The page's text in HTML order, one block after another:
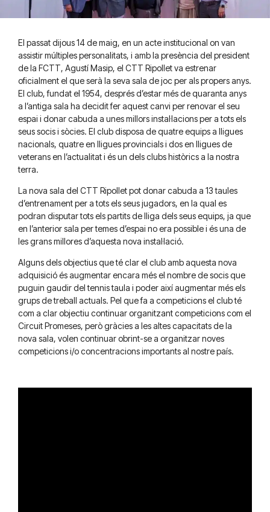
El passat dijous 14 de maig, en un acte institucional on van
assistir múltiples personalitats, i amb la presència del president
de la FCTT, Agustí Masip, el CTT Ripollet va estrenar
oficialment el que serà la seva sala de joc per als propers anys.
El club, fundat el 1954, després d’estar més de quaranta anys
a l’antiga sala ha decidit fer aquest canvi per renovar el seu
espai i donar cabuda a unes millors instal·lacions per a tots els
seus socis i sòcies. El club disposa de quatre equips a lligues
nacionals, quatre en lligues provincials i dos en lligues de
veterans en l’actualitat i és un dels clubs històrics a la nostra
terra.
La nova sala del CTT Ripollet pot donar cabuda a 13 taules
d’entrenament per a tots els seus jugadors, en la qual es
podran disputar tots els partits de lliga dels seus equips, ja que
en l’anterior sala per temes d’espai no era possible i és una de
les grans millores d’aquesta nova instal·lació.
Alguns dels objectius que té clar el club amb aquesta nova
adquisició és augmentar encara més el nombre de socis que
puguin gaudir del tennis taula i poder així augmentar més els
grups de treball actuals. Pel que fa a competicions el club té
com a clar objectiu continuar organitzant competicions com el
Circuit Promeses, però gràcies a les altes capacitats de la
nova sala, volen continuar obrint-se a organitzar noves
competicions i/o concentracions importants al nostre país.